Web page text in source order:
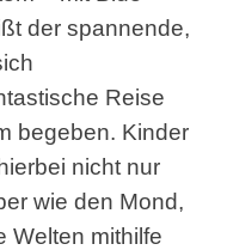
der spannende,
Reise
begeben. Kinder
nicht nur
wie den Mond,
Welten mithilfe